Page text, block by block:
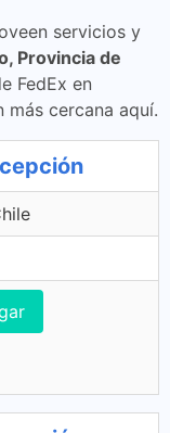
servicios y
Provincia de
FedEx en
más cercana aquí.